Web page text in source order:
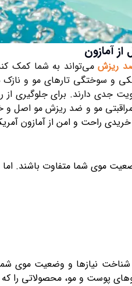
آمازون
ریزشمی‌تواند به شما کمک
و سوختگی تارهای مو و
جدی دارند. برای جلوگیری
مو و ضد ریزش مو اصل و
خریدی راحت و امن از آمازون
موی شما متفاوت باشند. اما
شناخت نیازها و وضعیت موی
پوست و مو، محصولاتی را که